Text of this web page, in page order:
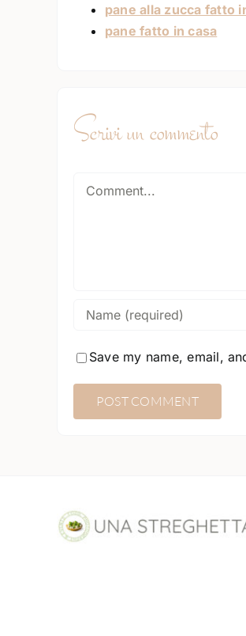
pane alla zucca fatto
pane fatto in casa
Scrivi un commento
Save my name, email,